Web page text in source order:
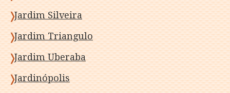
Jardim Silveira
Jardim Triangulo
Jardim Uberaba
Jardinópolis